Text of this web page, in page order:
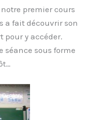
premier cours
a fait découvrir son
pour y accéder.
séance sous forme